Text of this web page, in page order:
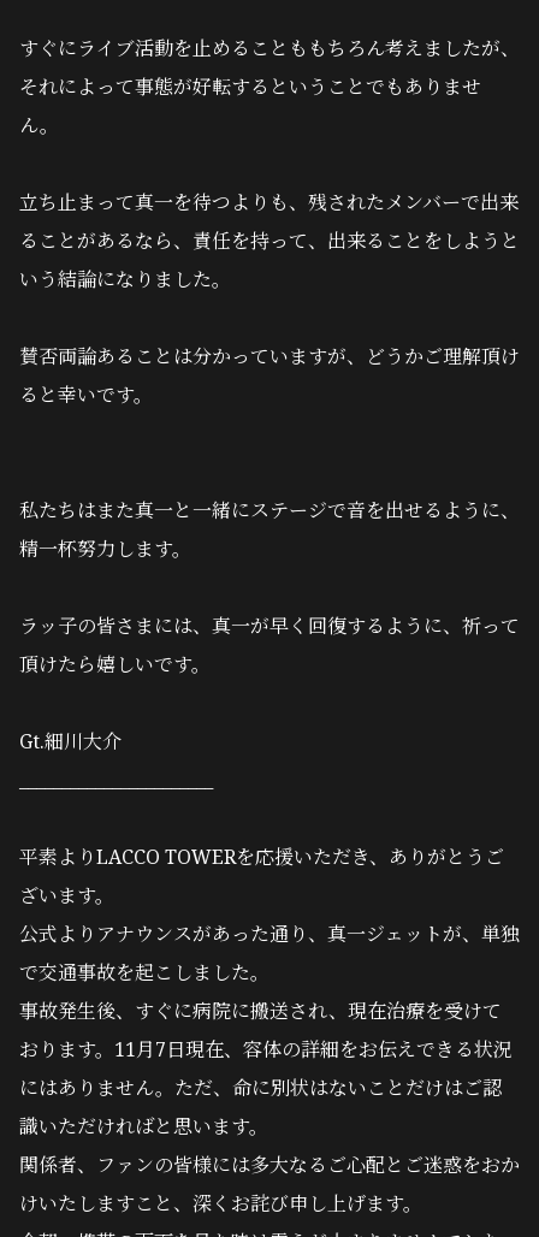
すぐにライブ活動を止めることももちろん考えましたが、
それによって事態が好転するということでもありませ
ん。
立ち止まって真一を待つよりも、残されたメンバーで出来
ることがあるなら、責任を持って、出来ることをしようと
いう結論になりました。
賛否両論あることは分かっていますが、どうかご理解頂け
ると幸いです。
私たちはまた真一と一緒にステージで音を出せるように、
精一杯努力します。
ラッ子の皆さまには、真一が早く回復するように、祈って
頂けたら嬉しいです。
Gt.細川大介
平素よりLACCO TOWERを応援いただき、ありがとうご
ざいます。
公式よりアナウンスがあった通り、真一ジェットが、単独
で交通事故を起こしました。
事故発生後、すぐに病院に搬送され、現在治療を受けて
おります。11月7日現在、容体の詳細をお伝えできる状況
にはありません。ただ、命に別状はないことだけはご認
識いただければと思います。
関係者、ファンの皆様には多大なるご心配とご迷惑をおか
けいたしますこと、深くお詫び申し上げます。